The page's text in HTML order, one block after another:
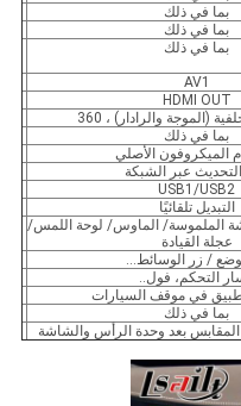
بما في ذلك
بما في ذلك
بما في ذلك
AV1
HDMI OUT
(الموجة والرادار) ، 360
بما في ذلك
الميكروفون الأصلي
عبر الشبكة
USB1/USB2
التبديل تلقائيًا
الملموسة/ الماوس/ لوحة اللمس/
عجلة القيادة
/ زر الوسائط...
التحكم، فول..
في موقف السيارات
بما في ذلك
بعد وحدة الرأس والشاشة